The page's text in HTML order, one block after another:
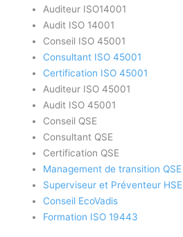
Auditeur ISO14001
Audit ISO 14001
Conseil ISO 45001
Consultant ISO 45001
Certification ISO 45001
Auditeur ISO 45001
Audit ISO 45001
Conseil QSE
Consultant QSE
Certification QSE
Management de transition QSE
Superviseur et Préventeur HSE
Conseil EcoVadis
Formation ISO 19443